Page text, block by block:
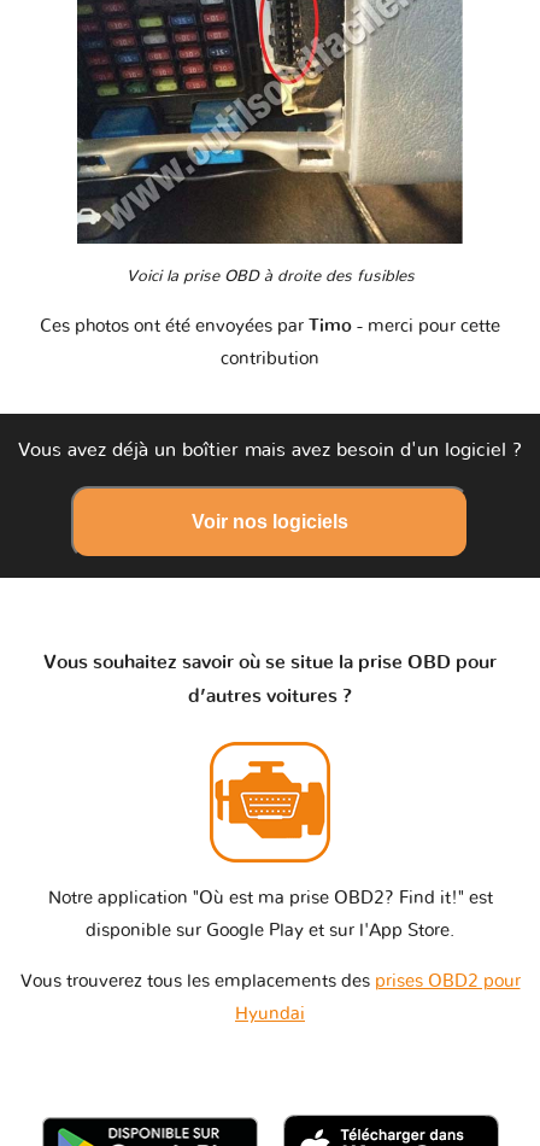
Voici la prise OBD à droite des fusibles
Ces photos ont été envoyées par Timo - merci pour cette
contribution
Vous avez déjà un boîtier mais avez besoin d'un logiciel ?
Voir nos logiciels
Vous souhaitez savoir où se situe la prise OBD pour
d’autres voitures ?
Notre application "Où est ma prise OBD2? Find it!" est
disponible sur Google Play et sur l'App Store.
Vous trouverez tous les emplacements des prises OBD2 pour
Hyundai